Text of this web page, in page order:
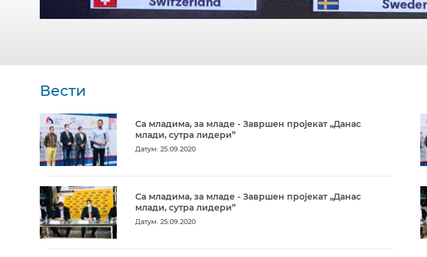
Вести
Са младима, за младе - Завршен пројекат „Данас
млади, сутра лидери”
Датум: 25.09.2020
Са младима, за младе - Завршен пројекат „Данас
млади, сутра лидери”
Датум: 25.09.2020